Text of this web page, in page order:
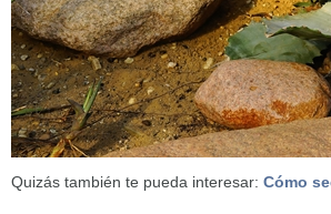
Quizás también te pueda interesar: Cómo